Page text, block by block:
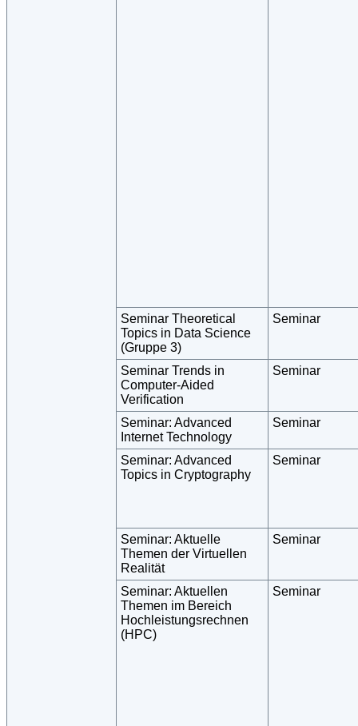
Seminar Theoretical
Topics in Data Science
(Gruppe 3)
Seminar
Seminar Trends in
Computer-Aided
Verification
Seminar
Seminar: Advanced
Internet Technology
Seminar
Seminar: Advanced
Topics in Cryptography
Seminar
Seminar: Aktuelle
Themen der Virtuellen
Realität
Seminar
Seminar: Aktuellen
Themen im Bereich
Hochleistungsrechnen
(HPC)
Seminar